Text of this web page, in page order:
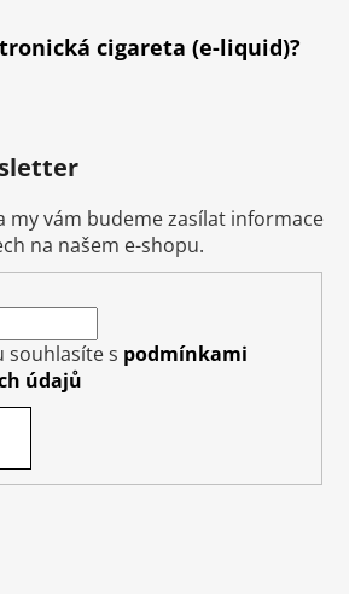
cigareta (e-liquid)?
my vám budeme zasílat informace
na našem e-shopu.
souhlasíte s podmínkami
údajů